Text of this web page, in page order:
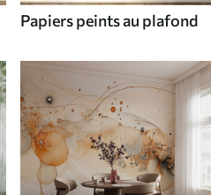
Papiers peints au plafond